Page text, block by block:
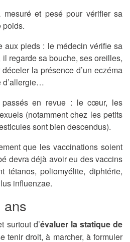
mesuré et pesé pour vérifier sa
poids.
aux pieds : le médecin vérifie sa
regarde sa bouche, ses oreilles,
la présence d’un eczéma
d’allergie…
passés en revue : le cœur, les
(notamment chez les petits
sont bien descendus).
que les vaccinations soient
devra déjà avoir eu des vaccins
poliomyélite, diphtérie,
influenzae.
ans
surtout d’évaluer la statique de
tenir droit, à marcher, à formuler